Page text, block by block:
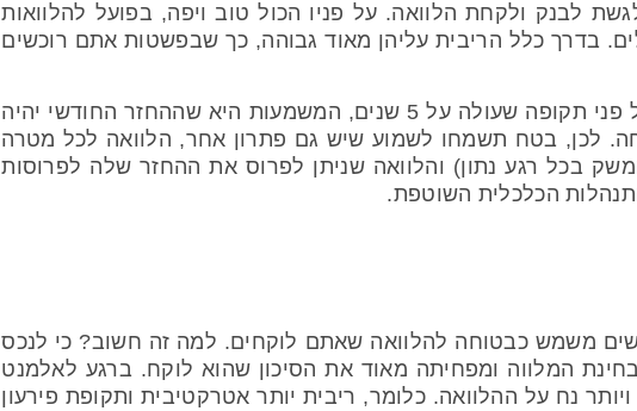
לבנק ולקחת הלוואה. על פניו הכול טוב ויפה, בפועל להלוואות
בדרך כלל הריבית עליהן מאוד גבוהה, כך שבפשטות אתם רוכשים
השנייה, הבנקים לא אוהבים לפרוס הלוואות על פני תקופה שעולה על 5 שנים, המשמעות היא שההחזר החודשי יהיה
לכן, בטח תשמחו לשמוע שיש גם פתרון אחר, הלוואה לכל מטרה
בכל רגע נתון) והלוואה שניתן לפרוס את ההחזר שלה לפרוסות
הכלכלית השוטפת.
משמש כבטוחה להלוואה שאתם לוקחים. למה זה חשוב? כי לנכס
המלווה ומפחיתה מאוד את הסיכון שהוא לוקח. ברגע לאלמנט
נח על ההלוואה. כלומר, ריבית יותר אטרקטיבית ותקופת פירעון